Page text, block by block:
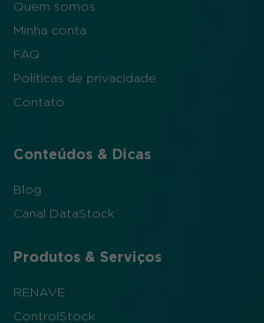
Quem somos
Minha conta
FAQ
Políticas de privacidade
Contato
Conteúdos & Dicas
Blog
Canal DataStock
Produtos & Serviços
RENAVE
ControlStock